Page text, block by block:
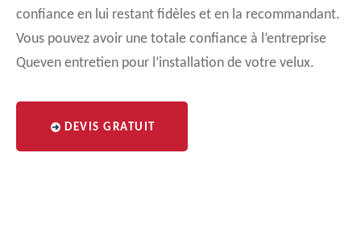
confiance en lui restant fidèles et en la recommandant.
Vous pouvez avoir une totale confiance à l’entreprise
Queven entretien pour l’installation de votre velux.
DEVIS GRATUIT